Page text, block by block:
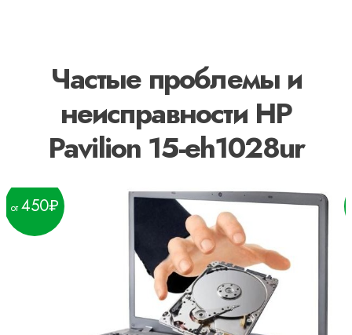
Частые проблемы и
неисправности HP
Pavilion 15-eh1028ur
450